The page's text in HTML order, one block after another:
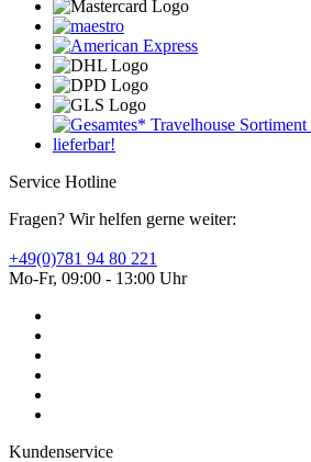
Service Hotline
Fragen? Wir helfen gerne weiter:
+49(0)781 94 80 221
Mo-Fr, 09:00 - 13:00 Uhr
Kundenservice